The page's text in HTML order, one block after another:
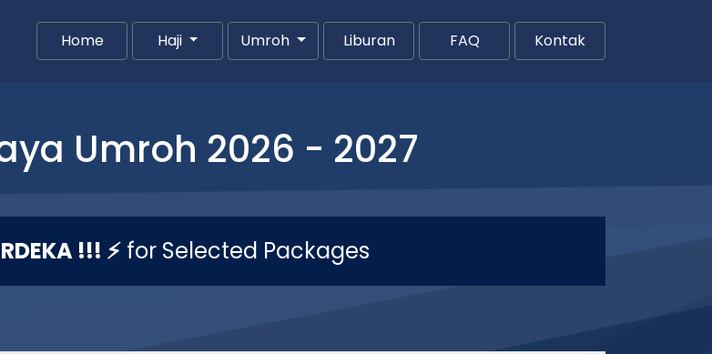
Home(current)Haji Umroh Liburan FAQ Kontak
Umroh 2026 - 2027
!!! ⚡for Selected Packages